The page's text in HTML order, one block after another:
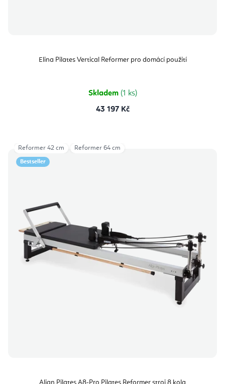
Elina Pilates Vertical Reformer pro domácí použití
Skladem (1 ks)
43 197 Kč
Bestseller
Align Pilates A8-Pro Pilates Reformer stroj 8 kola
Reformer 42 cm Reformer 64 cm